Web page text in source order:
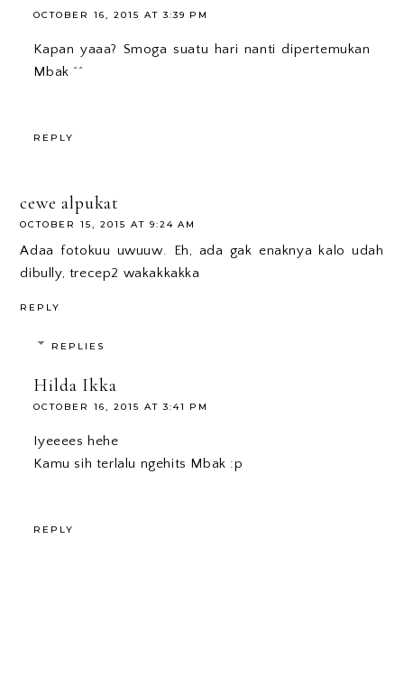
OCTOBER 16, 2015 AT 3:39 PM
Kapan yaaa? Smoga suatu hari nanti dipertemukan
Mbak ^^
REPLY
cewe alpukat
OCTOBER 15, 2015 AT 9:24 AM
Adaa fotokuu uwuuw. Eh, ada gak enaknya kalo udah
dibully, trecep2 wakakkakka
REPLY
REPLIES
Hilda Ikka
OCTOBER 16, 2015 AT 3:41 PM
Iyeeees hehe
Kamu sih terlalu ngehits Mbak :p
REPLY